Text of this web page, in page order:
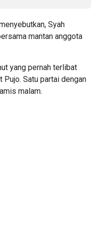
Syah
mantan anggota
yang pernah terlibat
Pujo. Satu partai dengan
malam.